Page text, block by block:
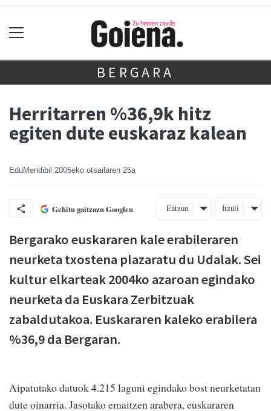
BERGARA
Herritarren %36,9k hitz
egiten dute euskaraz kalean
EduMendibil 2005eko otsailaren 25a
Gehitu gaitzazu Googlen Entzun Itzuli
Bergarako euskararen kale erabileraren
neurketa txostena plazaratu du Udalak. Sei
kultur elkarteak 2004ko azaroan egindako
neurketa da Euskara Zerbitzuak
zabaldutakoa. Euskararen kaleko erabilera
%36,9 da Bergaran.
Aipatutako datuok 4.215 laguni egindako bost neurketatan
dute oinarria. Jasotako emaitzen arabera, euskararen